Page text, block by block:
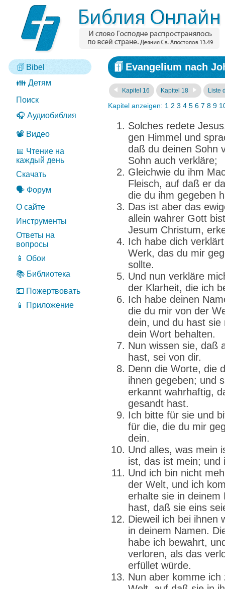
Bibel
👪 Детям
Поиск
🎧 Аудиобиблия
📽️ Видео
📅 Чтение на
каждый день
Скачать
🗣️ Форум
О сайте
Инструменты
Ответы на
вопросы
📱 Обои
📚 Библиотека
💵 Пожертвовать
📱 Приложение
Evangelium nach
Kapitel 16 Kapitel 18 Liste
Kapitel anzeigen: 1 2 3 4 5 6 7 8 9
Solches redete
gen Himmel und
daß du deinen Sohn
Sohn auch verkläre;
Gleichwie du ihm
Fleisch, auf daß er
die du ihm gegeben
Das ist aber das
allein wahrer Gott
Jesum Christum,
Ich habe dich
Werk, das du mir
sollte.
Und nun verkläre
der Klarheit, die ich
Ich habe deinen
die du mir von der
dein, und du hast sie
dein Wort behalten.
Nun wissen sie, daß
hast, sei von dir.
Denn die Worte, die
ihnen gegeben; und
erkannt wahrhaftig,
gesandt hast.
Ich bitte für sie und
für die, die du mir
dein.
Und alles, was mein
ist, das ist mein; und
Und ich bin nicht
der Welt, und ich
erhalte sie in deinem
hast, daß sie eins
Dieweil ich bei ihnen
in deinem Namen.
habe ich bewahrt,
verloren, als das
erfüllet würde.
Nun aber komme